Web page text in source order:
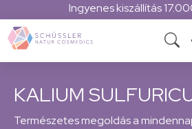
17.000 Ft felett
KALIUM
Természetes megoldás a